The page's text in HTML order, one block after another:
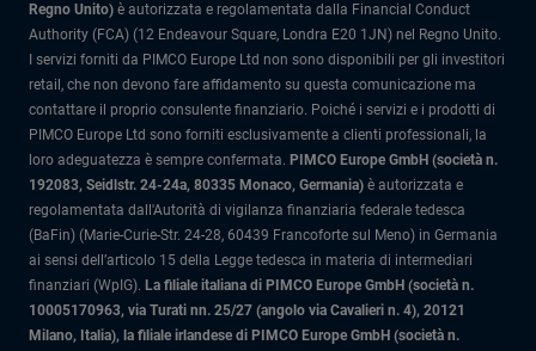
Regno Unito) è autorizzata e regolamentata dalla Financial Conduct
Authority (FCA) (12 Endeavour Square, Londra E20 1JN) nel Regno Unito.
I servizi forniti da PIMCO Europe Ltd non sono disponibili per gli investitori
retail, che non devono fare affidamento su questa comunicazione ma
contattare il proprio consulente finanziario. Poiché i servizi e i prodotti di
PIMCO Europe Ltd sono forniti esclusivamente a clienti professionali, la
loro adeguatezza è sempre confermata. PIMCO Europe GmbH (società n.
192083, Seidlstr. 24-24a, 80335 Monaco, Germania) è autorizzata e
regolamentata dall'Autorità di vigilanza finanziaria federale tedesca
(BaFin) (Marie-Curie-Str. 24-28, 60439 Francoforte sul Meno) in Germania
ai sensi dell’articolo 15 della Legge tedesca in materia di intermediari
finanziari (WpIG). La filiale italiana di PIMCO Europe GmbH (società n.
10005170963, via Turati nn. 25/27 (angolo via Cavalieri n. 4), 20121
Milano, Italia), la filiale irlandese di PIMCO Europe GmbH (società n.